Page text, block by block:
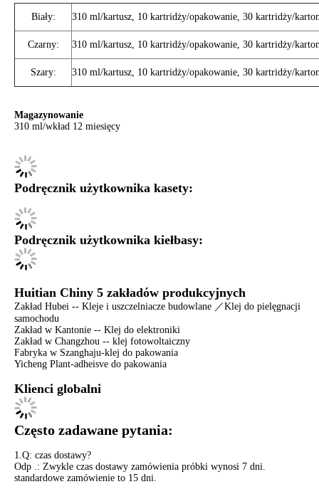
Biały: 310 ml/kartusz, 10 kartridży/opakowanie, 30 kartridży/
Czarny: 310 ml/kartusz, 10 kartridży/opakowanie, 30 kartridży/
Szary: 310 ml/kartusz, 10 kartridży/opakowanie, 30 kartridży/
Magazynowanie
310 ml/wkład 12 miesięcy
Podręcznik użytkownika kasety:
Podręcznik użytkownika kiełbasy:
Huitian Chiny 5 zakładów produkcyjnych
Zakład Hubei -- Kleje i uszczelniacze budowlane ／Klej do pielęgnacji
samochodu
Zakład w Kantonie -- Klej do elektroniki
Zakład w Changzhou -- klej fotowoltaiczny
Fabryka w Szanghaju-klej do pakowania
Yicheng Plant-adheisve do pakowania
Klienci globalni
Często zadawane pytania:
1.Q: czas dostawy?
Odp .: Zwykle czas dostawy zamówienia próbki wynosi 7 dni.
standardowe zamówienie to 15 dni.